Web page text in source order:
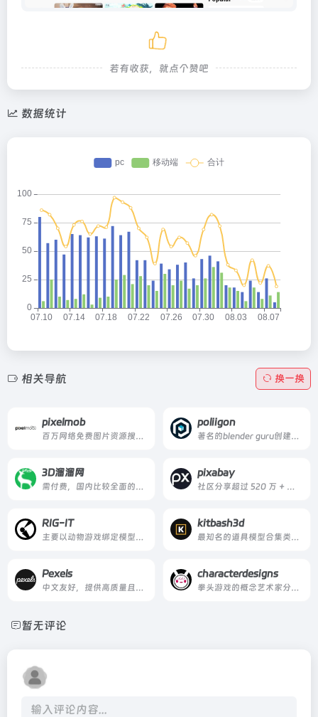
若有收获，就点个赞吧
数据统计
相关导航 换一换
pixelmob poliigon
3D溜溜网 pixabay
RIG-IT kitbash3d
Pexels characterdesigns
暂无评论